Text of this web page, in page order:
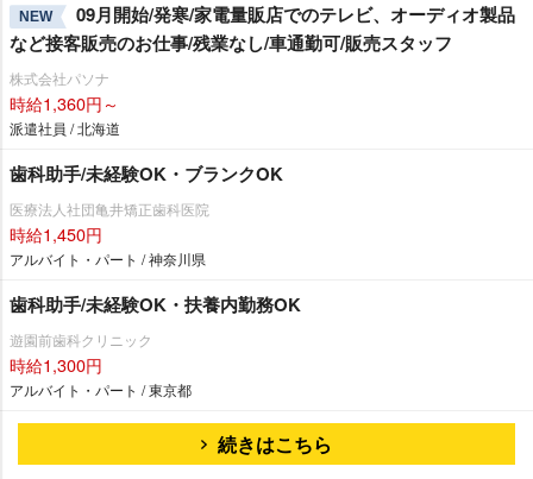
NEW
09月開始/発寒/家電量販店でのテレビ、オーディオ製品
など接客販売のお仕事/残業なし/車通勤可/販売スタッフ
株式会社パソナ
時給1,360円～
派遣社員 / 北海道
歯科助手/未経験OK・ブランクOK
医療法人社団亀井矯正歯科医院
時給1,450円
アルバイト・パート / 神奈川県
歯科助手/未経験OK・扶養内勤務OK
遊園前歯科クリニック
時給1,300円
アルバイト・パート / 東京都
続きはこちら